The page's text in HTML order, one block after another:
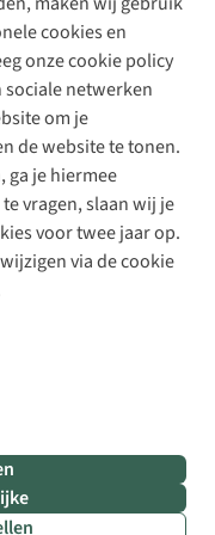
cookies en
onze cookie policy
netwerken
om je
de website te tonen.
ga je hiermee
vragen, slaan wij je
voor twee jaar op.
via de cookie
voorwaarden